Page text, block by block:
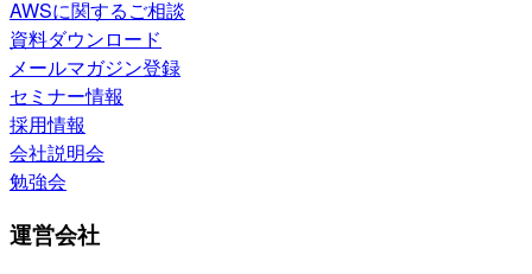
AWSに関するご相談
資料ダウンロード
メールマガジン登録
セミナー情報
採用情報
会社説明会
勉強会
運営会社